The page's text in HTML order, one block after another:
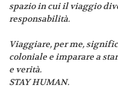
spazio in cui il viaggio
responsabilità.
Viaggiare, per me,
coloniale e imparare a
e verità.
STAY HUMAN.